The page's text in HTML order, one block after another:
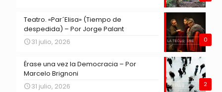
0
Teatro. «Par´Elisa» (Tiempo de
despedida) – Por Jorge Palant
31 julio, 2026
2
Érase una vez la Democracia – Por
Marcelo Brignoni
31 julio, 2026